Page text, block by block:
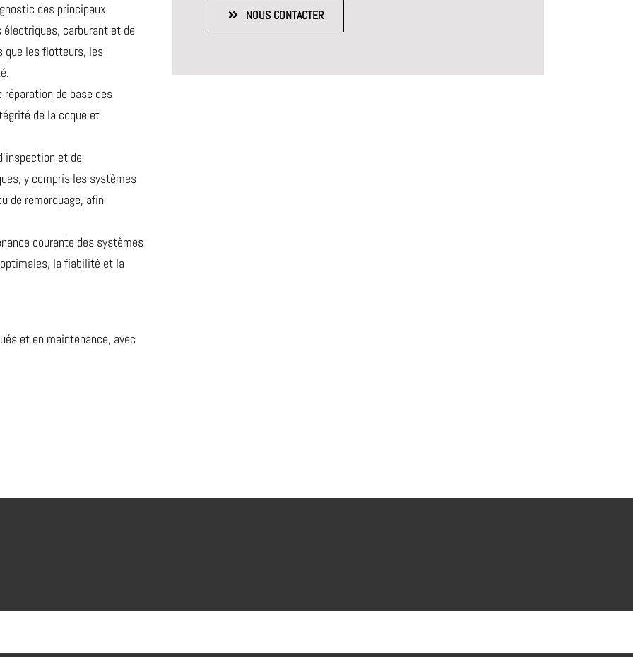
des principaux
carburant et de
que les flotteurs, les
de base des
de la coque et
et de
y compris les systèmes
de remorquage, afin
courante des systèmes
la fiabilité et la
et en maintenance, avec
NOUS CONTACTER